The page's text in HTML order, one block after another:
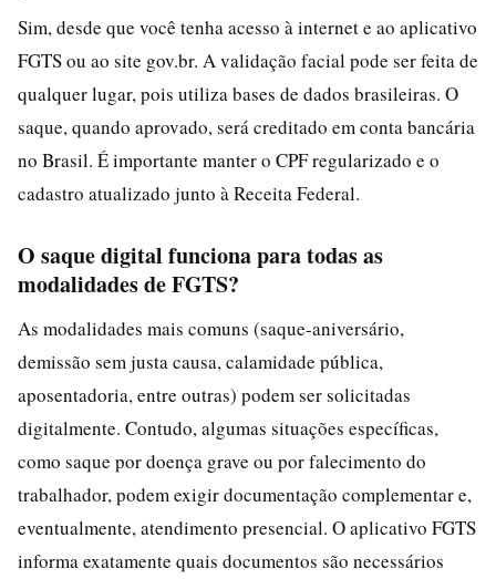
Sim, desde que você tenha acesso à internet e ao aplicativo
FGTS ou ao site gov.br. A validação facial pode ser feita de
qualquer lugar, pois utiliza bases de dados brasileiras. O
saque, quando aprovado, será creditado em conta bancária
no Brasil. É importante manter o CPF regularizado e o
cadastro atualizado junto à Receita Federal.
O saque digital funciona para todas as
modalidades de FGTS?
As modalidades mais comuns (saque-aniversário,
demissão sem justa causa, calamidade pública,
aposentadoria, entre outras) podem ser solicitadas
digitalmente. Contudo, algumas situações específicas,
como saque por doença grave ou por falecimento do
trabalhador, podem exigir documentação complementar e,
eventualmente, atendimento presencial. O aplicativo FGTS
informa exatamente quais documentos são necessários